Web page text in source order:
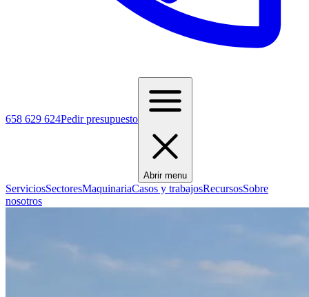
658 629 624Pedir presupuesto
Abrir menu
ServiciosSectoresMaquinariaCasos y trabajosRecursosSobre
nosotros